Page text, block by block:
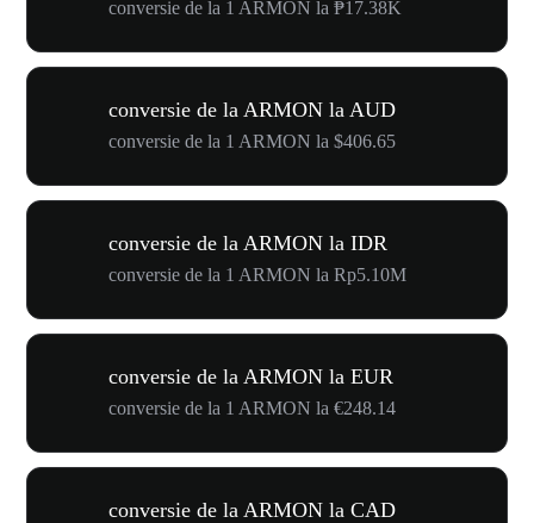
conversie de la 1 ARMON la ₱17.38K
conversie de la ARMON la AUD
conversie de la 1 ARMON la $406.65
conversie de la ARMON la IDR
conversie de la 1 ARMON la Rp5.10M
conversie de la ARMON la EUR
conversie de la 1 ARMON la €248.14
conversie de la ARMON la CAD